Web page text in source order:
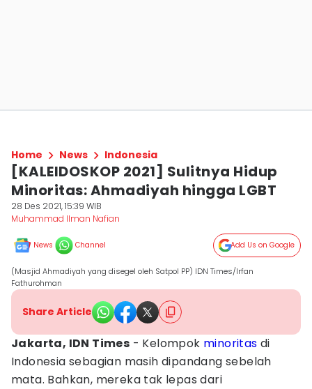
Home News Indonesia
[KALEIDOSKOP 2021] Sulitnya Hidup
Minoritas: Ahmadiyah hingga LGBT
28 Des 2021, 15:39 WIB
Muhammad Ilman Nafian
News Channel Add Us on Google
(Masjid Ahmadiyah yang disegel oleh Satpol PP) IDN Times/Irfan
Fathurohman
Share Article
Jakarta, IDN Times - Kelompok minoritas di
Indonesia sebagian masih dipandang sebelah
mata. Bahkan, mereka tak lepas dari